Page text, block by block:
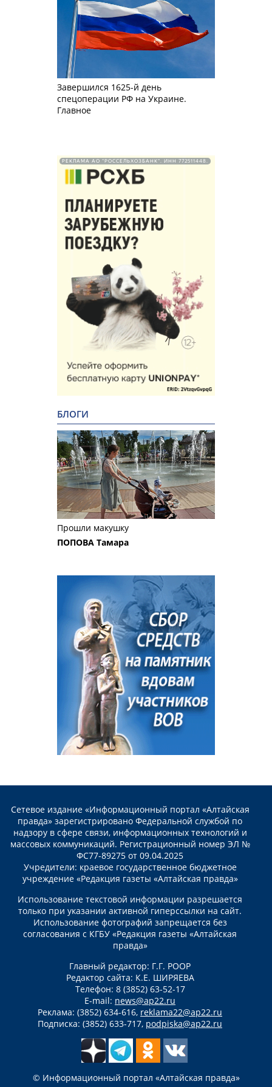
Завершился 1625-й день
спецоперации РФ на Украине.
Главное
РЕКЛАМА АО "РОССЕЛЬХОЗБАНК". ИНН 772511448.
БЛОГИ
Прошли макушку
ПОПОВА Тамара
Сетевое издание «Информационный портал «Алтайская
правда» зарегистрировано Федеральной службой по
надзору в сфере связи, информационных технологий и
массовых коммуникаций. Регистрационный номер ЭЛ №
ФС77-89275 от 09.04.2025
Учредители: краевое государственное бюджетное
учреждение «Редакция газеты «Алтайская правда»
Использование текстовой информации разрешается
только при указании активной гиперссылки на сайт.
Использование фотографий запрещается без
согласования с КГБУ «Редакция газеты «Алтайская
правда»
Главный редактор: Г.Г. РООР
Редактор сайта: К.Е. ШИРЯЕВА
Телефон: 8 (3852) 63-52-17
E-mail: news@ap22.ru
Реклама: (3852) 634-616, reklama22@ap22.ru
Подписка: (3852) 633-717, podpiska@ap22.ru
© Информационный портал «Алтайская правда»